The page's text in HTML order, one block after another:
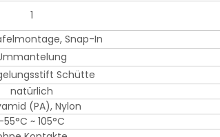
1
Snap-In
Schütte
natürlich
(PA), Nylon
-55°C ~ 105°C